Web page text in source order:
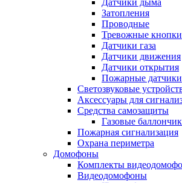
Датчики дыма
Затопления
Проводные
Тревожные кнопки
Датчики газа
Датчики движения
Датчики открытия
Пожарные датчики
Светозвуковые
Аксессуары для
Средства самозащиты
Газовые
Пожарная сигнализация
Охрана периметра
Домофоны
Комплекты
Видеодомофоны